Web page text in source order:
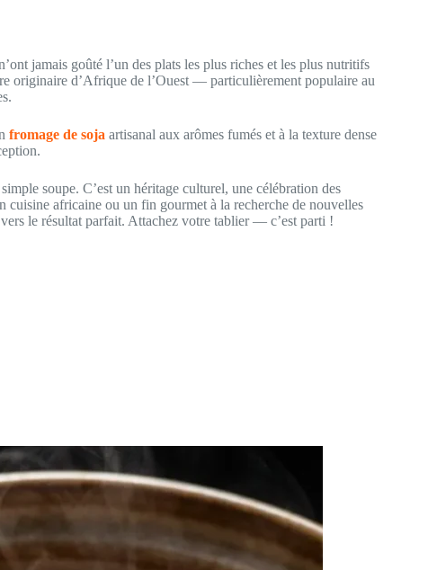
jamais goûté l’un des plats les plus riches et les plus nutritifs
originaire d’Afrique de l’Ouest — particulièrement populaire au
fromage de soja artisanal aux arômes fumés et à la texture dense
soupe. C’est un héritage culturel, une célébration des
cuisine africaine ou un fin gourmet à la recherche de nouvelles
le résultat parfait. Attachez votre tablier — c’est parti !